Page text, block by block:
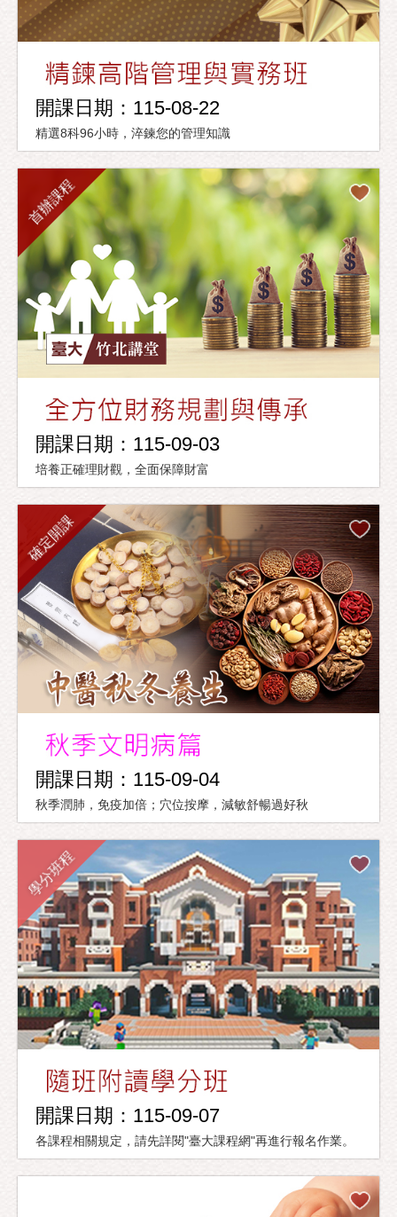
開課日期：115-08-22
精選8科96小時，淬鍊您的管理知識
首辦課程
開課日期：115-09-03
培養正確理財觀，全面保障財富
確定開課
開課日期：115-09-04
秋季潤肺，免疫加倍；穴位按摩，減敏舒暢過好秋
學分班程
開課日期：115-09-07
各課程相關規定，請先詳閱"臺大課程網"再進行報名作業。